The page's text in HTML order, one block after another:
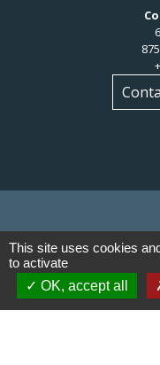
Liens
Communauté de
This site uses cookies
to activate
OK, accept all